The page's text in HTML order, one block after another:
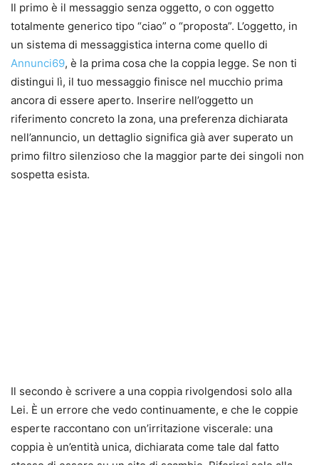
Il primo è il messaggio senza oggetto, o con oggetto
totalmente generico tipo “ciao” o “proposta”. L’oggetto, in
un sistema di messaggistica interna come quello di
Annunci69, è la prima cosa che la coppia legge. Se non ti
distingui lì, il tuo messaggio finisce nel mucchio prima
ancora di essere aperto. Inserire nell’oggetto un
riferimento concreto la zona, una preferenza dichiarata
nell’annuncio, un dettaglio significa già aver superato un
primo filtro silenzioso che la maggior parte dei singoli non
sospetta esista.
Il secondo è scrivere a una coppia rivolgendosi solo alla
Lei. È un errore che vedo continuamente, e che le coppie
esperte raccontano con un’irritazione viscerale: una
coppia è un’entità unica, dichiarata come tale dal fatto